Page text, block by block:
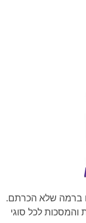
ברמה שלא הכרתם.
והמסכות לכל סוגי